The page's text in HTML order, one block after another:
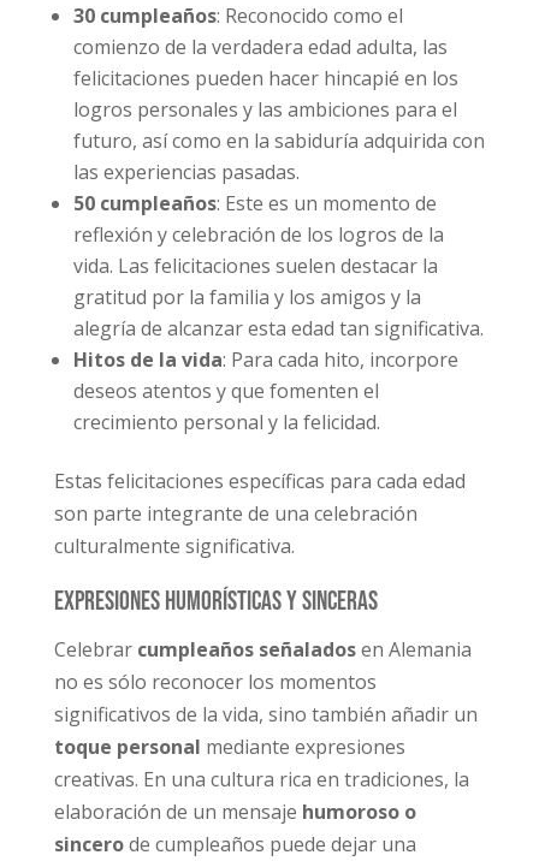
30 cumpleaños: Reconocido como el
comienzo de la verdadera edad adulta, las
felicitaciones pueden hacer hincapié en los
logros personales y las ambiciones para el
futuro, así como en la sabiduría adquirida con
las experiencias pasadas.
50 cumpleaños: Este es un momento de
reflexión y celebración de los logros de la
vida. Las felicitaciones suelen destacar la
gratitud por la familia y los amigos y la
alegría de alcanzar esta edad tan significativa.
Hitos de la vida: Para cada hito, incorpore
deseos atentos y que fomenten el
crecimiento personal y la felicidad.
Estas felicitaciones específicas para cada edad
son parte integrante de una celebración
culturalmente significativa.
Expresiones humorísticas y sinceras
Celebrar cumpleaños señaladosen Alemania
no es sólo reconocer los momentos
significativos de la vida, sino también añadir un
toque personal mediante expresiones
creativas. En una cultura rica en tradiciones, la
elaboración de un mensaje humoroso o
sincerode cumpleaños puede dejar una